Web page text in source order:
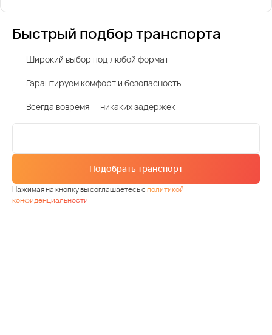
Быстрый подбор транспорта
Широкий выбор под любой формат
Гарантируем комфорт и безопасность
Всегда вовремя — никаких задержек
Подобрать транспорт
Нажимая на кнопку вы соглашаетесь сполитикой
конфиденциальности